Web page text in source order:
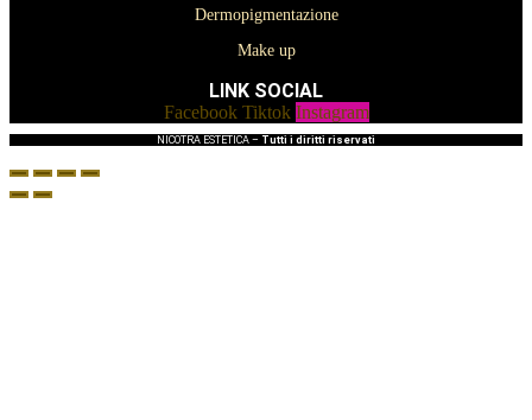
Dermopigmentazione
Make up
LINK SOCIAL
Facebook Tiktok Instagram
NICOTRA ESTETICA – Tutti i diritti riservati